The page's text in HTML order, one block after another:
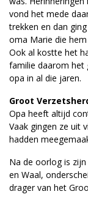
vond het mede
trekken en dan
oma Marie die
Ook al kostte het
familie daarom het
opa in al die jaren.
Groot
Opa heeft altijd
Vaak gingen ze uit
hadden
Na de oorlog is zijn
en Waal,
drager van het